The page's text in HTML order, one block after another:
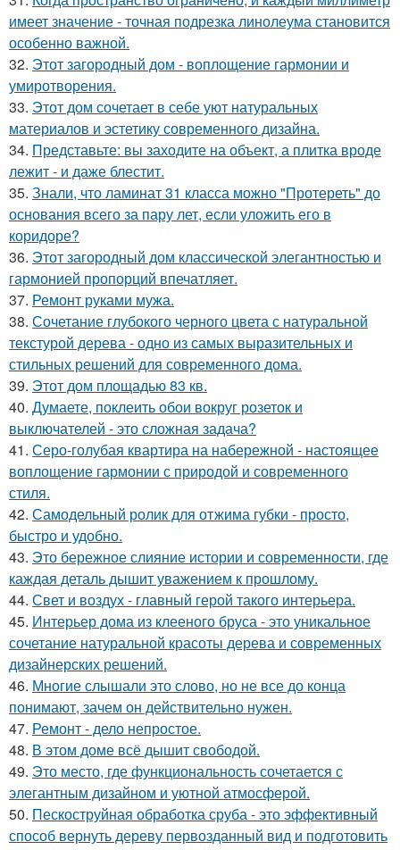
имеет значение - точная подрезка линолеума становится
особенно важной.
32. Этот загородный дом - воплощение гармонии и
умиротворения.
33. Этот дом сочетает в себе уют натуральных
материалов и эстетику современного дизайна.
34. Представьте: вы заходите на объект, а плитка вроде
лежит - и даже блестит.
35. Знали, что ламинат 31 класса можно "Протереть" до
основания всего за пару лет, если уложить его в
коридоре?
36. Этот загородный дом классической элегантностью и
гармонией пропорций впечатляет.
37. Ремонт руками мужа.
38. Сочетание глубокого черного цвета с натуральной
текстурой дерева - одно из самых выразительных и
стильных решений для современного дома.
39. Этот дом площадью 83 кв.
40. Думаете, поклеить обои вокруг розеток и
выключателей - это сложная задача?
41. Серо-голубая квартира на набережной - настоящее
воплощение гармонии с природой и современного
стиля.
42. Самодельный ролик для отжима губки - просто,
быстро и удобно.
43. Это бережное слияние истории и современности, где
каждая деталь дышит уважением к прошлому.
44. Свет и воздух - главный герой такого интерьера.
45. Интерьер дома из клееного бруса - это уникальное
сочетание натуральной красоты дерева и современных
дизайнерских решений.
46. Многие слышали это слово, но не все до конца
понимают, зачем он действительно нужен.
47. Ремонт - дело непростое.
48. В этом доме всё дышит свободой.
49. Это место, где функциональность сочетается с
элегантным дизайном и уютной атмосферой.
50. Пескоструйная обработка сруба - это эффективный
способ вернуть дереву первозданный вид и подготовить